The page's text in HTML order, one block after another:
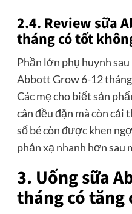
2.4. Review sữa
tháng có tốt
Phần lớn phụ huynh
Abbott Grow 6-12
Các mẹ cho biết sản
cân đều đặn mà còn cải
số bé còn được khen
phản xạ nhanh hơn sau
3. Uống sữa
tháng có tăng